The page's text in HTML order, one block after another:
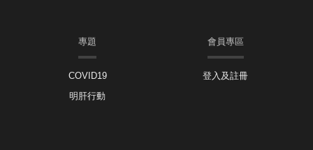
專題
COVID19
明肝行動
會員專區
登入及註冊